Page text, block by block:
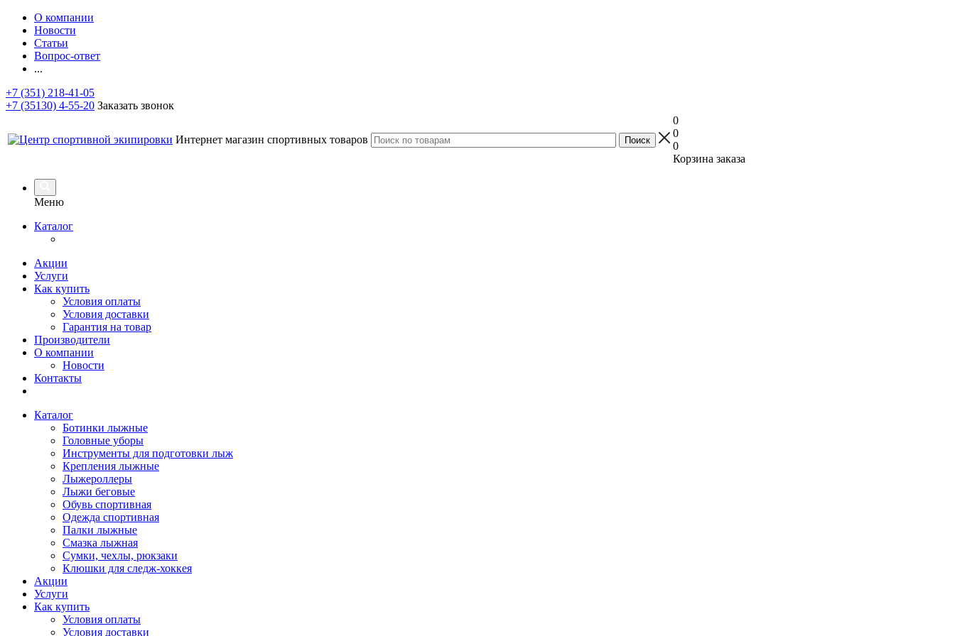
О компании
Новости
Статьи
Вопрос-ответ
...
+7 (351) 218-41-05
+7 (35130) 4-55-20 Заказать звонок
Интернет магазин спортивных товаров
0
0
0
Корзина заказа
Меню
Каталог
Акции
Услуги
Как купить
Условия оплаты
Условия доставки
Гарантия на товар
Производители
О компании
Новости
Контакты
Каталог
Ботинки лыжные
Головные уборы
Инструменты для подготовки лыж
Крепления лыжные
Лыжероллеры
Лыжи беговые
Обувь спортивная
Одежда спортивная
Палки лыжные
Смазка лыжная
Сумки, чехлы, рюкзаки
Клюшки для следж-хоккея
Акции
Услуги
Как купить
Условия оплаты
Условия доставки